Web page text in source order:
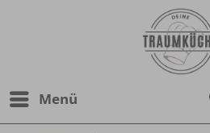
Menü